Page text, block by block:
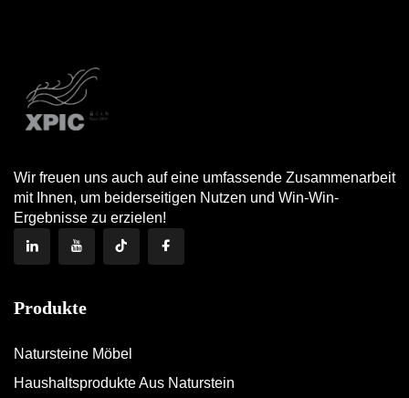
Wir freuen uns auch auf eine umfassende Zusammenarbeit
mit Ihnen, um beiderseitigen Nutzen und Win-Win-
Ergebnisse zu erzielen!
Produkte
Natursteine Möbel
Haushaltsprodukte Aus Naturstein